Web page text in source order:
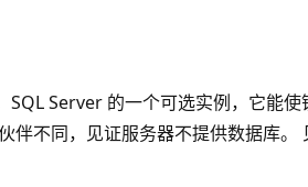
SQL Server 的一个可选实例，它能
伴不同，见证服务器不提供数据库